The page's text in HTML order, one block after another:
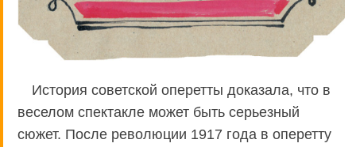
История советской оперетты доказала, что в
веселом спектакле может быть серьезный
сюжет. После революции 1917 года в оперетту